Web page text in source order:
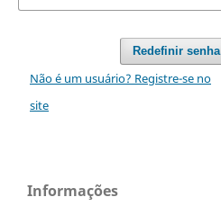
Redefinir senha
Não é um usuário? Registre-se no
site
Informações